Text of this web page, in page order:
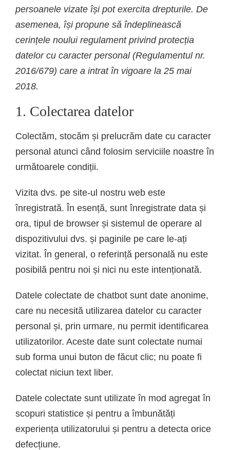
persoanele vizate își pot exercita drepturile. De
asemenea, își propune să îndeplinească
cerințele noului regulament privind protecția
datelor cu caracter personal (Regulamentul nr.
2016/679) care a intrat în vigoare la 25 mai
2018.
1. Colectarea datelor
Colectăm, stocăm și prelucrăm date cu caracter
personal atunci când folosim serviciile noastre în
următoarele condiții.
Vizita dvs. pe site-ul nostru web este
înregistrată. În esență, sunt înregistrate data și
ora, tipul de browser și sistemul de operare al
dispozitivului dvs. și paginile pe care le-ați
vizitat. În general, o referință personală nu este
posibilă pentru noi și nici nu este intenționată.
Datele colectate de chatbot sunt date anonime,
care nu necesită utilizarea datelor cu caracter
personal și, prin urmare, nu permit identificarea
utilizatorilor. Aceste date sunt colectate numai
sub forma unui buton de făcut clic; nu poate fi
colectat niciun text liber.
Datele colectate sunt utilizate în mod agregat în
scopuri statistice și pentru a îmbunătăți
experiența utilizatorului și pentru a detecta orice
defecțiune.